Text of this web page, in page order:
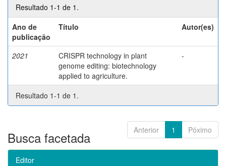
Resultado 1-1 de 1.
Ano de
publicação
Título Autor(es)
2021
CRISPR technology in plant
genome editing: biotechnology
applied to agriculture.
-
Resultado 1-1 de 1.
Anterior 1 Póximo
Busca facetada
Editor